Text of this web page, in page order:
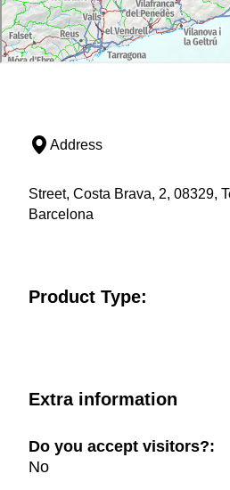
Address
Street, Costa Brava, 2, 08329,
Barcelona
Product Type:
Extra information
Do you accept visitors?:
No